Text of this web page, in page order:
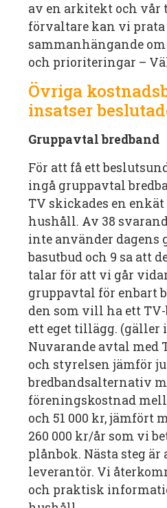
av en arkitekt och vår
förvaltare kan vi prata
sammanhängande
och prioriteringar –
Övriga
insatser
Gruppavtal bredband
För att få ett
ingå gruppavtal
TV skickades en
hushåll. Av 38
inte använder dagens
basutbud och 9 sa att
talar för att vi går
gruppavtal för enbart
den som vill ha ett
ett eget tillägg. (gäller
Nuvarande avtal med
och styrelsen jämför
bredbandsalternativ
föreningskostnad
och 51 000 kr, jämfört
260 000 kr/år som vi
plånbok. Nästa steg är
leverantör. Vi
och praktisk